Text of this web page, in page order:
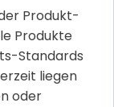
Produkt-
Produkte
Standards
liegen
oder